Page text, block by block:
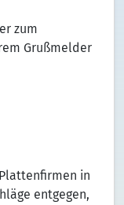
zum
Grußmelder
in
entgegen,